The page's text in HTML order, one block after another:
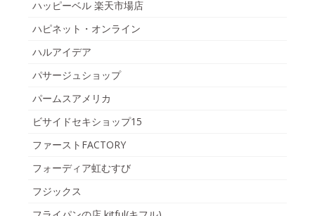
ハッピーベル 楽天市場店
ハピネット・オンライン
ハルアイデア
パサージュショップ
パームスアメリカ
ビサイドセキショップ15
ファーストFACTORY
フォーディア虹むすび
フジックス